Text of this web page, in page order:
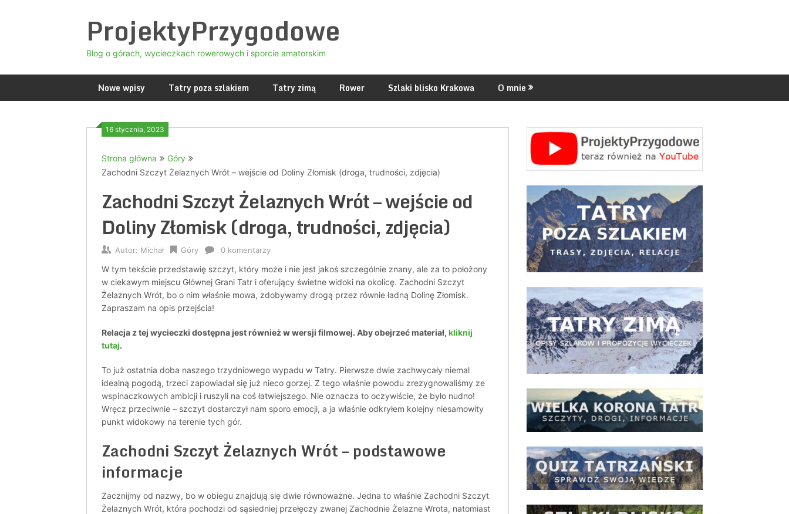
ProjektyPrzygodowe
Blog o górach, wycieczkach rowerowych i sporcie amatorskim
Nowe wpisy Tatry poza szlakiem Tatry zimą Rower Szlaki blisko Krakowa O mnie
16 stycznia, 2023
Strona główna
Góry
Zachodni Szczyt Żelaznych Wrót – wejście od Doliny Złomisk (droga, trudności, zdjęcia)
Zachodni Szczyt Żelaznych Wrót – wejście od
Doliny Złomisk (droga, trudności, zdjęcia)
Autor: Michał Góry 0 komentarzy
W tym tekście przedstawię szczyt, który może i nie jest jakoś szczególnie znany, ale za to położony
w ciekawym miejscu Głównej Grani Tatr i oferujący świetne widoki na okolicę. Zachodni Szczyt
Żelaznych Wrót, bo o nim właśnie mowa, zdobywamy drogą przez równie ładną Dolinę Złomisk.
Zapraszam na opis przejścia!
Relacja z tej wycieczki dostępna jest również w wersji filmowej. Aby obejrzeć materiał, kliknij
tutaj.
To już ostatnia doba naszego trzydniowego wypadu w Tatry. Pierwsze dwie zachwycały niemal
idealną pogodą, trzeci zapowiadał się już nieco gorzej. Z tego właśnie powodu zrezygnowaliśmy ze
wspinaczkowych ambicji i ruszyli na coś łatwiejszego. Nie oznacza to oczywiście, że było nudno!
Wręcz przeciwnie – szczyt dostarczył nam sporo emocji, a ja właśnie odkryłem kolejny niesamowity
punkt widokowy na terenie tych gór.
Zachodni Szczyt Żelaznych Wrót – podstawowe
informacje
Zacznijmy od nazwy, bo w obiegu znajdują się dwie równoważne. Jedna to właśnie Zachodni Szczyt
Żelaznych Wrót, która pochodzi od sąsiedniej przełęczy zwanej Zachodnie Żelazne Wrota, natomiast